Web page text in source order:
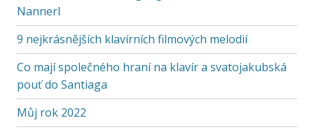
Nannerl
9 nejkrásnějších klavírních filmových melodií
Co mají společného hraní na klavír a svatojakubská
pouť do Santiaga
Můj rok 2022